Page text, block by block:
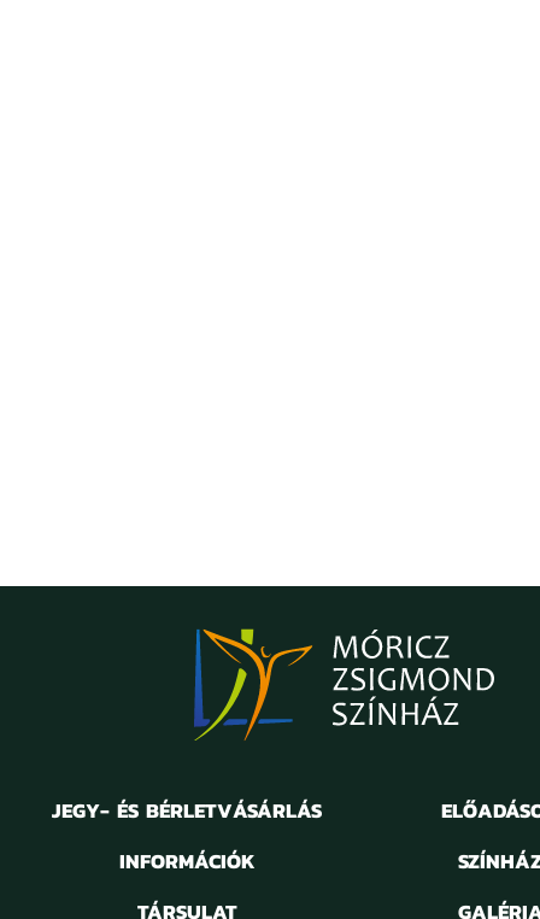
JEGY- ÉS BÉRLETVÁSÁRLÁS
INFORMÁCIÓK
TÁRSULAT